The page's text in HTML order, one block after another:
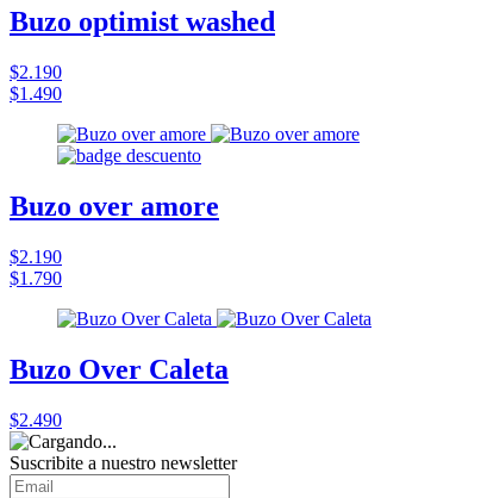
Buzo optimist washed
$2.190
$1.490
Buzo over amore
$2.190
$1.790
Buzo Over Caleta
$2.490
Suscribite a nuestro newsletter